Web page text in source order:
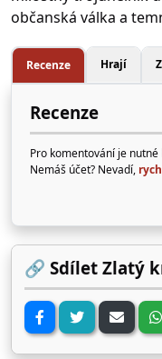
občanská válka a
Recenze Hrají
Recenze
Pro komentování je nutné
Nemáš účet? Nevadí,
🔗 Sdílet Zlatý